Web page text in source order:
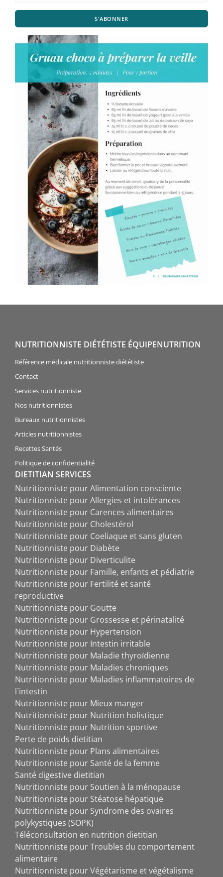
S'ABONNER
NUTRITIONNISTE DIÉTÉTISTE ÉQUIPENUTRITION
Référence médicale nutritionniste diététiste
Contact
Services nutritionniste
Nos nutritionnistes
Bureaux nutritionnistes
Articles nutritionnistes
Recettes Santés
Politique de confidentialité
DIETITIAN SERVICES
Nutritionniste pour Alimentation consciente
Nutritionniste pour Allergies et intolérances
Nutritionniste pour Carences alimentaires
Nutritionniste pour Cholestérol
Nutritionniste pour Coeliaque et sans gluten
Nutritionniste pour Diabète
Nutritionniste pour Diverticulite
Nutritionniste pour Famille, enfants et pédiatrie
Nutritionniste pour Fertilité et santé
reproductive
Nutritionniste pour Goutte
Nutritionniste pour Grossesse et périnatalité
Nutritionniste pour Hypertension
Nutritionniste pour Intestin irritable
Nutritionniste pour Maladie thyroïdienne
Nutritionniste pour Maladies chroniques
Nutritionniste pour Maladies inflammatoires de
l`intestin
Nutritionniste pour Mieux manger
Nutritionniste pour Nutrition holistique
Nutritionniste pour Nutrition sportive
Perte de poids dietitian
Nutritionniste pour Plans alimentaires
Nutritionniste pour Santé de la femme
Santé digestive dietitian
Nutritionniste pour Soutien à la ménopause
Nutritionniste pour Stéatose hépatique
Nutritionniste pour Syndrome des ovaires
polykystiques (SOPK)
Téléconsultation en nutrition dietitian
Nutritionniste pour Troubles du comportement
alimentaire
Nutritionniste pour Végétarisme et végétalisme